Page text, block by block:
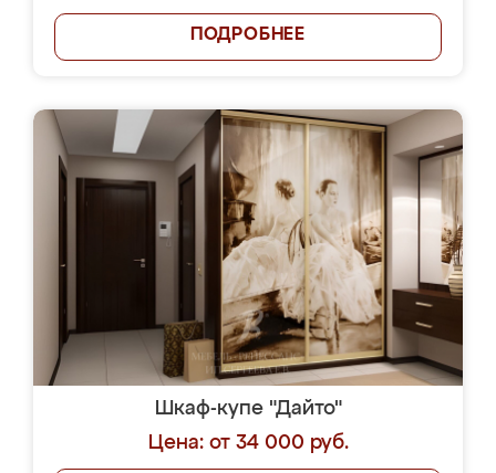
ПОДРОБНЕЕ
Шкаф-купе "Дайто"
Цена: от 34 000 руб.